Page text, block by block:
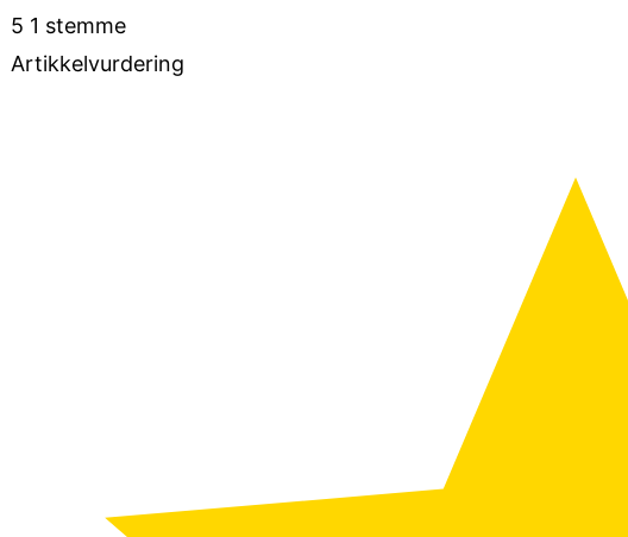
5 1 stemme
Artikkelvurdering